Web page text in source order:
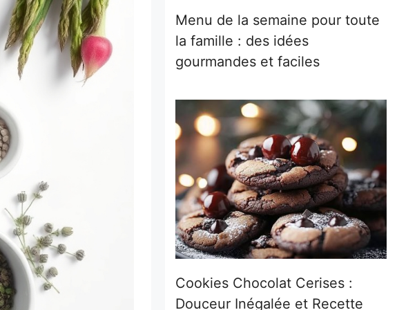
Menu de la semaine pour toute
la famille : des idées
gourmandes et faciles
Cookies Chocolat Cerises :
Douceur Inégalée et Recette